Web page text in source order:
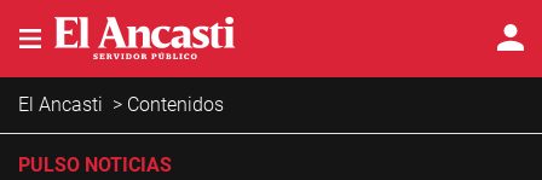
El Ancasti > Contenidos
PULSO NOTICIAS